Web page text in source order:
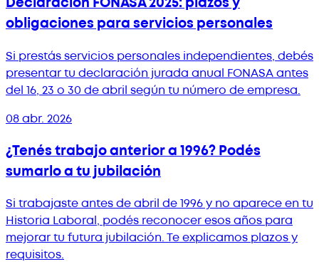
obligaciones para servicios personales
Si prestás servicios personales independientes, debés
presentar tu declaración jurada anual FONASA antes
del 16, 23 o 30 de abril según tu número de empresa.
08 abr. 2026
¿Tenés trabajo anterior a 1996? Podés
sumarlo a tu jubilación
Si trabajaste antes de abril de 1996 y no aparece en tu
Historia Laboral, podés reconocer esos años para
mejorar tu futura jubilación. Te explicamos plazos y
requisitos.